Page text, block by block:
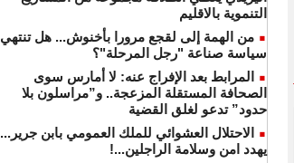
التنموية بالاقليم
من الهمة إلى لقجع مرورا بأخنوش... هل تنتهي
سياسة صناعة "رجل المرحلة"؟
المرابط بعد الإفراج عنه: لا أمارس سوى
الصحافة المستقلة المزعجة.. و”مراسلون بلا
حدود” تدعو لغلق القضية
الاحتلال العشوائي للملك العمومي بابن جرير...
يهدد امن وسلامة الراجلين...!